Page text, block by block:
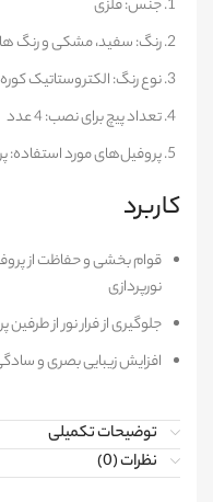
جنس: فلزی
رنگ: سفید، مشکی و رنگ
نوع رنگ: الکتروستاتیک
تعداد پیچ برای نصب: 4 عدد
پروفیل‌های مورد استفاده: پروفیل کد 11
کاربرد
قوام بخشی و حفاظت از
نورپردازی
جلوگیری از فرار نور از
افزایش زیبایی بصری و
توضیحات تکمیلی
نظرات (0)